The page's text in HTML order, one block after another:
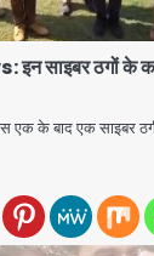
साइबर ठगों के
के बाद एक साइबर